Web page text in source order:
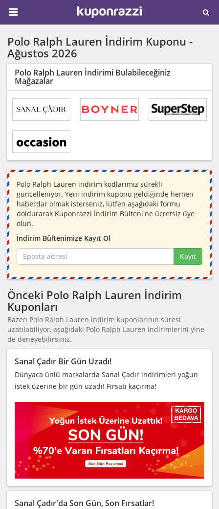
Polo Ralph Lauren İndirim Kuponu -
Ağustos 2026
Polo Ralph Lauren İndirimi Bulabileceğiniz
Mağazalar
Polo Ralph Lauren indirim kodlarımız sürekli
güncelleniyor. Yeni indirim kuponu geldiğinde hemen
haberdar olmak isterseniz, lütfen aşağıdaki formu
doldurarak Kuponrazzi İndirim Bülteni'ne ücretsiz üye
olun.
İndirim Bültenimize Kayıt Ol
Kayıt
Önceki Polo Ralph Lauren İndirim
Kuponları
Bazen Polo Ralph Lauren indirim kuponlarının süresi
uzatılabiliyor, aşağıdaki Polo Ralph Lauren indirimlerini yine
de deneyebilirsiniz.
Sanal Çadır Bir Gün Uzadı!
Dünyaca ünlü markalarda Sanal Çadır indirimleri yoğun
istek üzerine bir gün uzadı! Fırsatı kaçırma!
Sanal Çadır'da Son Gün, Son Fırsatlar!